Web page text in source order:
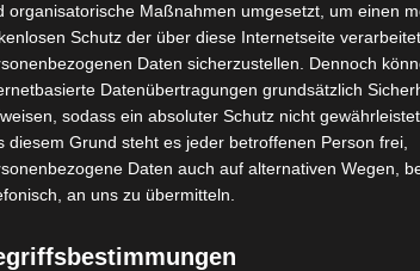
organisatorische Maßnahmen umgesetzt, um einen
Schutz der über diese Internetseite
Daten sicherzustellen. Dennoch
Datenübertragungen grundsätzlich
sodass ein absoluter Schutz nicht
diesem Grund steht es jeder betroffenen Person frei,
Daten auch auf alternativen Wegen,
an uns zu übermitteln.